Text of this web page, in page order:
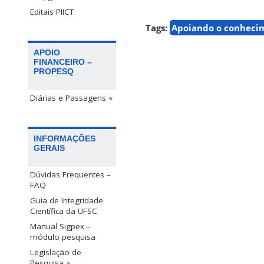
Editais PIICT
APOIO
FINANCEIRO –
PROPESQ
Diárias e Passagens »
INFORMAÇÕES
GERAIS
Dúvidas Frequentes –
FAQ
Guia de Integridade
Científica da UFSC
Manual Sigpex –
módulo pesquisa
Legislação de
Tags: Apoiando o